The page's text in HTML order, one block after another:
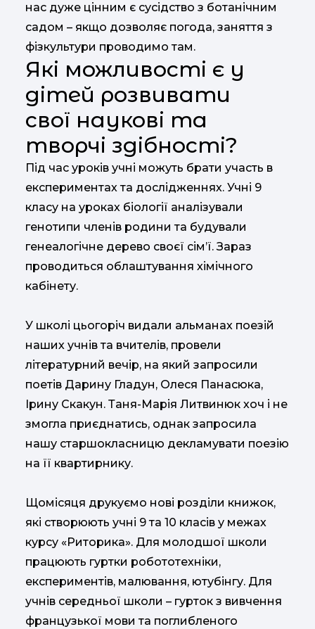
нас дуже цінним є сусідство з ботанічним
садом – якщо дозволяє погода, заняття з
фізкультури проводимо там.
Які можливості є у
дітей розвивати
свої наукові та
творчі здібності?
Під час уроків учні можуть брати участь в
експериментах та дослідженнях. Учні 9
класу на уроках біології аналізували
генотипи членів родини та будували
генеалогічне дерево своєї сім’ї. Зараз
проводиться облаштування хімічного
кабінету.
У школі цьогоріч видали альманах поезій
наших учнів та вчителів, провели
літературний вечір, на який запросили
поетів Дарину Гладун, Олеся Панасюка,
Ірину Скакун. Таня-Марія Литвинюк хоч і не
змогла приєднатись, однак запросила
нашу старшокласницю декламувати поезію
на її квартирнику.
Щомісяця друкуємо нові розділи книжок,
які створюють учні 9 та 10 класів у межах
курсу «Риторика». Для молодшої школи
працюють гуртки робототехніки,
експериментів, малювання, ютубінгу. Для
учнів середньої школи – гурток з вивчення
французької мови та поглибленого